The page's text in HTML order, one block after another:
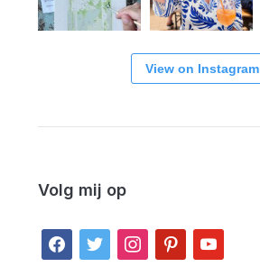
View on Instagram
Volg mij op
facebook
twitter instagrampinterestyoutube